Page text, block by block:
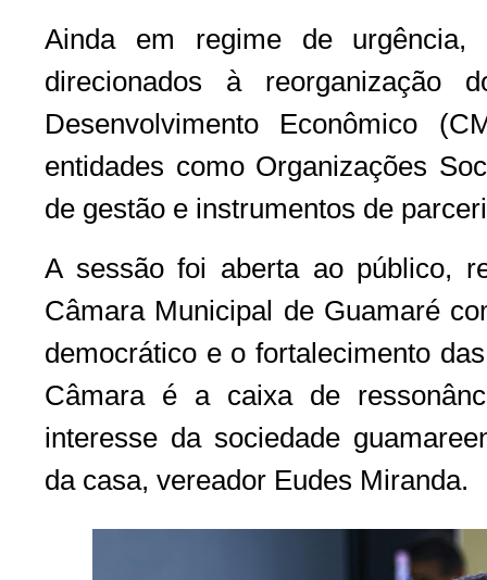
Ainda em regime de urgência,
direcionados à reorganização
Desenvolvimento Econômico
entidades como Organizações
de gestão e instrumentos de
A sessão foi aberta ao público,
Câmara Municipal de Guamaré
democrático e o fortalecimento
Câmara é a caixa de
interesse da sociedade
da casa, vereador Eudes Miranda.